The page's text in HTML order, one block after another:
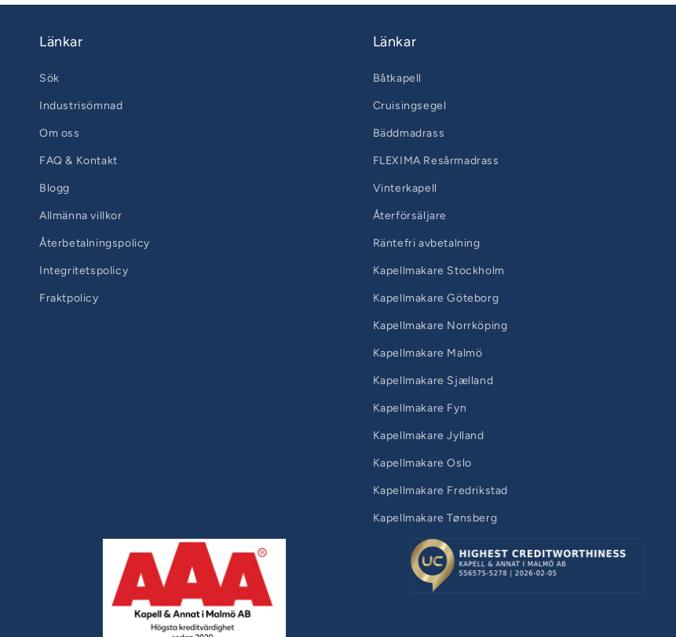
Länkar
Sök
Industrisömnad
Om oss
FAQ & Kontakt
Blogg
Allmänna villkor
Återbetalningspolicy
Integritetspolicy
Fraktpolicy
Länkar
Båtkapell
Cruisingsegel
Bäddmadrass
FLEXIMA Resårmadrass
Vinterkapell
Återförsäljare
Räntefri avbetalning
Kapellmakare Stockholm
Kapellmakare Göteborg
Kapellmakare Norrköping
Kapellmakare Malmö
Kapellmakare Sjælland
Kapellmakare Fyn
Kapellmakare Jylland
Kapellmakare Oslo
Kapellmakare Fredrikstad
Kapellmakare Tønsberg